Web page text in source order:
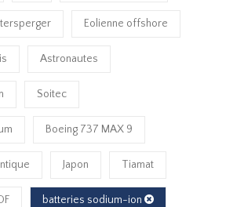
Eolienne offshore
Astronautes
Soitec
Boeing 737 MAX 9
Japon Tiamat
batteries sodium-ion